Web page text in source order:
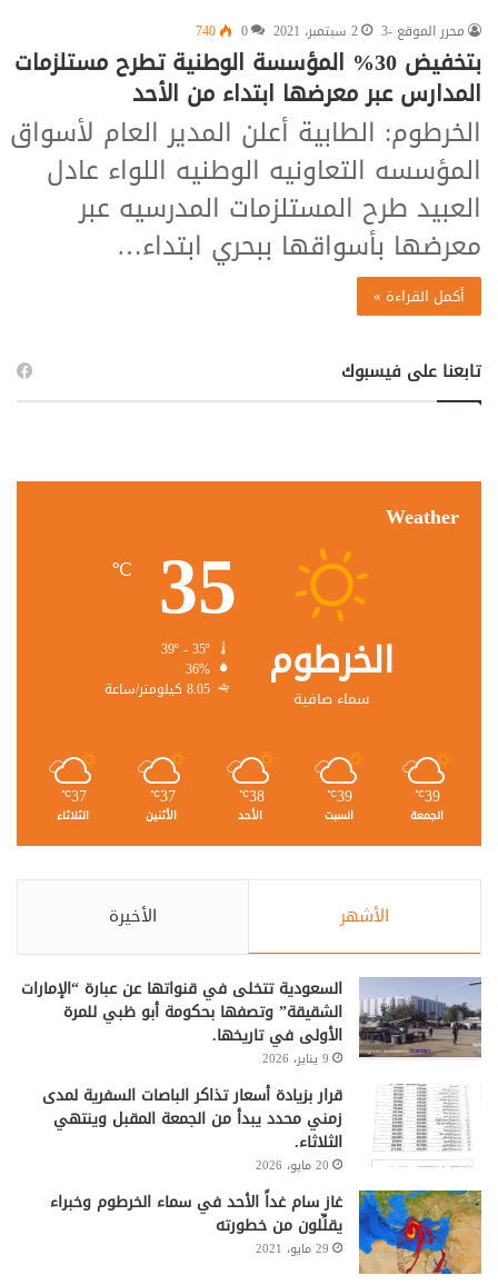
محرر الموقع -3
2 سبتمبر، 2021 0
740
بتخفيض 30% المؤسسة الوطنية تطرح مستلزمات
المدارس عبر معرضها ابتداء من الأحد
الخرطوم: الطابية أعلن المدير العام لأسواق
المؤسسه التعاونيه الوطنيه اللواء عادل
العبيد طرح المستلزمات المدرسيه عبر
معرضها بأسواقها ببحري ابتداء…
أكمل القراءة »
تابعنا على فيسبوك
Weather
الخرطوم
سماء صافية
35
℃
36%
8.05 كيلومتر/ساعة
39
℃
الجمعة
39
℃
السبت
38
℃
الأحد
37
℃
الأثنين
37
℃
الثلاثاء
الأشهر الأخيرة
السعودية تتخلى في قنواتها عن عبارة “الإمارات
الشقيقة” وتصفها بحكومة أبو ظبي للمرة
الأولى في تاريخها.
9 يناير، 2026
قرار بزيادة أسعار تذاكر الباصات السفرية لمدى
زمني محدد يبدأ من الجمعة المقبل وينتهي
الثلاثاء.
20 مايو، 2026
غاز سام غداً الأحد في سماء الخرطوم وخبراء
يقلِّلون من خطورته
29 مايو، 2021